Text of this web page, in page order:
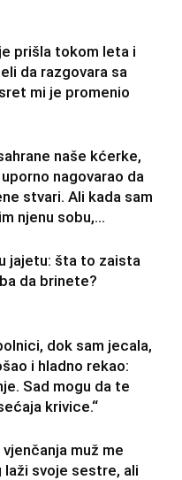
prišla tokom leta i
da razgovara sa
mi je promenio
naše kćerke,
nagovarao da
stvari. Ali kada sam
njenu sobu,...
jajetu: šta to zaista
da brinete?
dok sam jecala,
i hladno rekao:
Sad mogu da te
krivice.“
muž me
laži svoje sestre, ali